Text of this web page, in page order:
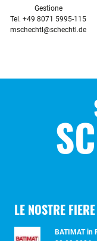
Gestione
mschechtl@schechtl.de
LE NOSTRE FIERE
BATIMAT in